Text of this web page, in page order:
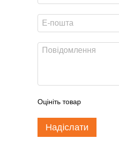
Оцініть товар
Надіслати